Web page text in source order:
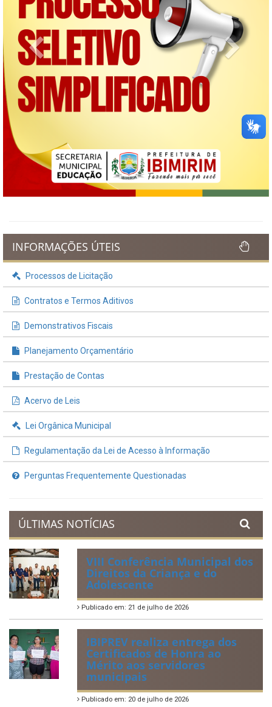
Previous Next
INFORMAÇÕES ÚTEIS
Processos de Licitação
Contratos e Termos Aditivos
Demonstrativos Fiscais
Planejamento Orçamentário
Prestação de Contas
Acervo de Leis
Lei Orgânica Municipal
Regulamentação da Lei de Acesso à Informação
Perguntas Frequentemente Questionadas
ÚLTIMAS NOTÍCIAS
VIII Conferência Municipal dos
Direitos da Criança e do
Adolescente
Publicado em: 21 de julho de 2026
IBIPREV realiza entrega dos
Certificados de Honra ao
Mérito aos servidores
municipais
Publicado em: 20 de julho de 2026